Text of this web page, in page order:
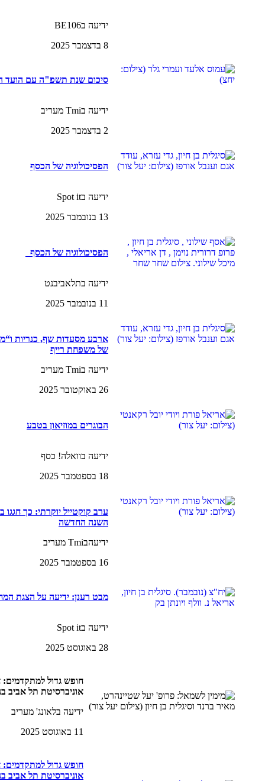
ידיעה בBE106
8 בדצמבר 2025
סיכום שנת תשפ"ה עם הועד
ידיעה בTmi מעריב
2 בדצמבר 2025
הפסיכולוגיה של הכסף
ידיעה בSpot it
13 בנובמבר 2025
הפסיכולוגיה של הכסף
ידיעה בתלאביבנט
11 בנובמבר 2025
ארבע מסעדות שף, כנריות
של משפחת רייף
ידיעה בTmi מעריב
26 באוקטובר 2025
הבוגרים במוזיאון בטבע
ידיעה בוואלה! כסף
18 בספטמבר 2025
ערב קוקטייל יוקרתי: כך
השנה החדשה
ידיעהבTmi מעריב
16 בספטמבר 2025
מבט רענן: ידיעה על הצגת
ידיעה בSpot it
28 באוגוסט 2025
חופש גדול למתקדמים:
אוניברסיטת תל
ידיעה בלאונג' מעריב
11 באוגוסט 2025
חופש גדול למתקדמים:
אוניברסיטת תל